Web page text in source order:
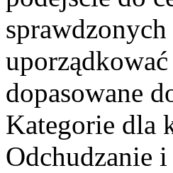
dopasowane
Kategorie dla
Odchudzanie